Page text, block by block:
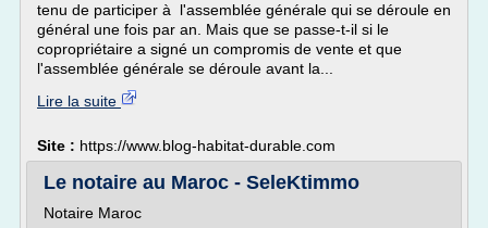
tenu de participer à l'assemblée générale qui se déroule en
général une fois par an. Mais que se passe-t-il si le
copropriétaire a signé un compromis de vente et que
l'assemblée générale se déroule avant la...
Lire la suite
Site : https://www.blog-habitat-durable.com
Le notaire au Maroc - SeleKtimmo
Notaire Maroc